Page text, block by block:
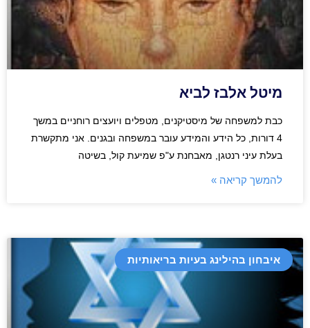
מיטל אלבז לביא
כבת למשפחה של מיסטיקנים, מטפלים ויועצים רוחניים במשך
4 דורות, כל הידע והמידע עובר במשפחה ובגנים. אני מתקשרת
בעלת עיני רנטגן, מאבחנת ע"פ שמיעת קול, בשיטה
להמשך קריאה »
איבחון בהילינג בעיות בריאותיות